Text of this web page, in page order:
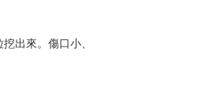
出來。傷口小、